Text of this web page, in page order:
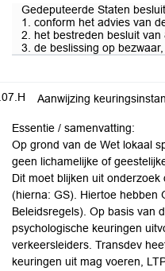
Gedeputeerde Staten
1. conform het advies van
2. het bestreden besluit
3. de beslissing op
Aanwijzing
Essentie / samenvatting:
Op grond van de Wet lokaal
geen lichamelijke of
Dit moet blijken uit
(hierna: GS). Hiertoe hebben
Beleidsregels). Op basis van
psychologische keuringen
verkeersleiders. Transdev
keuringen uit mag voeren,